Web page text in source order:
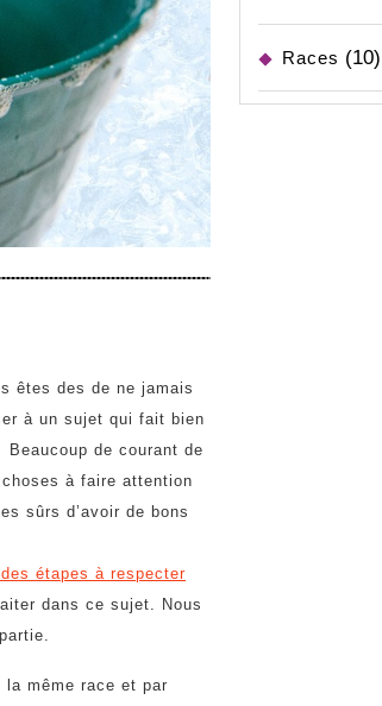
êtes des de ne jamais
à un sujet qui fait bien
de courant de
à faire attention
sûrs d’avoir de bons
étapes à respecter
dans ce sujet. Nous
même race et par
Races (10)